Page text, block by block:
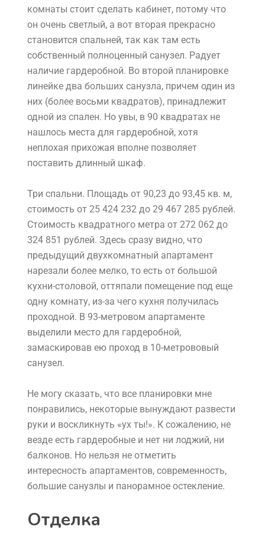
комнаты стоит сделать кабинет, потому что
он очень светлый, а вот вторая прекрасно
становится спальней, так как там есть
собственный полноценный санузел. Радует
наличие гардеробной. Во второй планировке
линейке два больших санузла, причем один из
них (более восьми квадратов), принадлежит
одной из спален. Но увы, в 90 квадратах не
нашлось места для гардеробной, хотя
неплохая прихожая вполне позволяет
поставить длинный шкаф.
Три спальни. Площадь от 90,23 до 93,45 кв. м,
стоимость от 25 424 232 до 29 467 285 рублей.
Стоимость квадратного метра от 272 062 до
324 851 рублей. Здесь сразу видно, что
предыдущий двухкомнатный апартамент
нарезали более мелко, то есть от большой
кухни-столовой, оттяпали помещение под еще
одну комнату, из-за чего кухня получилась
проходной. В 93-метровом апартаменте
выделили место для гардеробной,
замаскировав ею проход в 10-метрововый
санузел.
Не могу сказать, что все планировки мне
понравились, некоторые вынуждают развести
руки и воскликнуть «ух ты!». К сожалению, не
везде есть гардеробные и нет ни лоджий, ни
балконов. Но нельзя не отметить
интересность апартаментов, современность,
большие санузлы и панорамное остекление.
Отделка